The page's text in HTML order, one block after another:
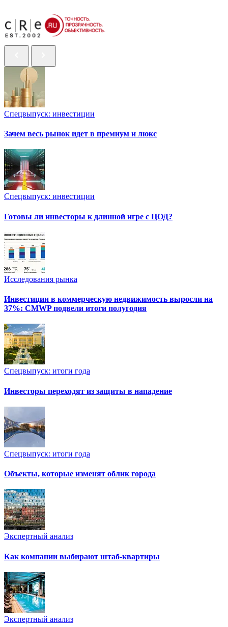
Спецвыпуск: инвестиции
Зачем весь рынок идет в премиум и люкс
Спецвыпуск: инвестиции
Готовы ли инвесторы к длинной игре с ЦОД?
Исследования рынка
Инвестиции в коммерческую недвижимость выросли на
37%: CMWP подвели итоги полугодия
Спецвыпуск: итоги года
Инвесторы переходят из защиты в нападение
Спецвыпуск: итоги года
Объекты, которые изменят облик города
Экспертный анализ
Как компании выбирают штаб-квартиры
Экспертный анализ